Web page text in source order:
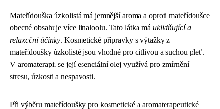
Mateřídouška úzkolistá má jemnější aroma a oproti mateřídoušce
obecné obsahuje více linaloolu. Tato látka má uklidňující a
relaxační účinky. Kosmetické přípravky s výtažky z
mateřídoušky úzkolisté jsou vhodné pro citlivou a suchou pleť.
V aromaterapii se její esenciální olej využívá pro zmírnění
stresu, úzkosti a nespavosti.
Při výběru mateřídoušky pro kosmetické a aromaterapeutické